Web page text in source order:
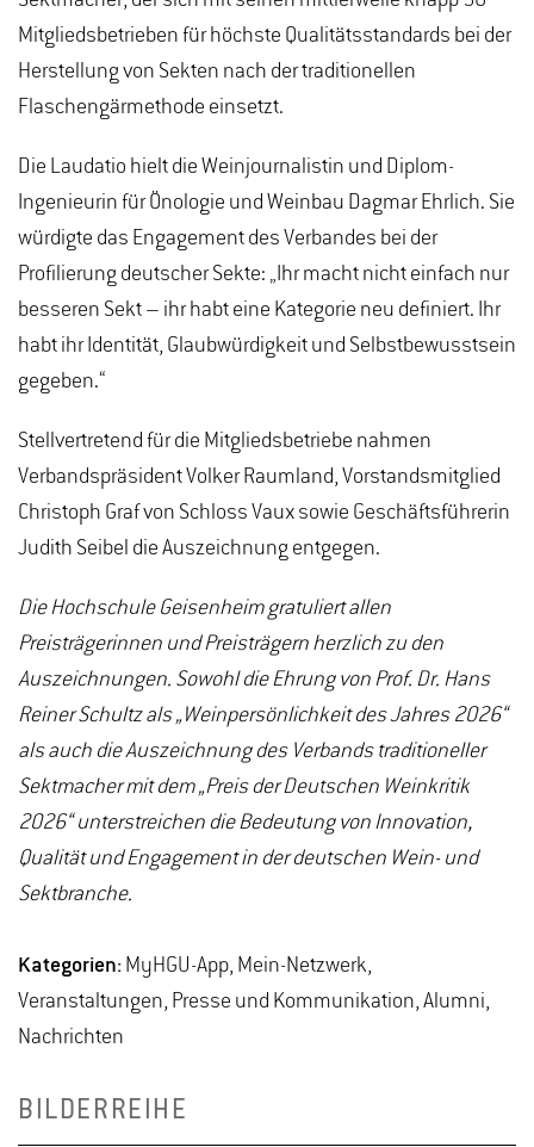
Mitgliedsbetrieben für höchste Qualitätsstandards bei der
Herstellung von Sekten nach der traditionellen
Flaschengärmethode einsetzt.
Die Laudatio hielt die Weinjournalistin und Diplom-
Ingenieurin für Önologie und Weinbau Dagmar Ehrlich. Sie
würdigte das Engagement des Verbandes bei der
Profilierung deutscher Sekte: „Ihr macht nicht einfach nur
besseren Sekt – ihr habt eine Kategorie neu definiert. Ihr
habt ihr Identität, Glaubwürdigkeit und Selbstbewusstsein
gegeben.“
Stellvertretend für die Mitgliedsbetriebe nahmen
Verbandspräsident Volker Raumland, Vorstandsmitglied
Christoph Graf von Schloss Vaux sowie Geschäftsführerin
Judith Seibel die Auszeichnung entgegen.
Die Hochschule Geisenheim gratuliert allen
Preisträgerinnen und Preisträgern herzlich zu den
Auszeichnungen. Sowohl die Ehrung von Prof. Dr. Hans
Reiner Schultz als „Weinpersönlichkeit des Jahres 2026“
als auch die Auszeichnung des Verbands traditioneller
Sektmacher mit dem „Preis der Deutschen Weinkritik
2026“ unterstreichen die Bedeutung von Innovation,
Qualität und Engagement in der deutschen Wein- und
Sektbranche.
Kategorien: MyHGU-App, Mein-Netzwerk,
Veranstaltungen, Presse und Kommunikation, Alumni,
Nachrichten
BILDERREIHE